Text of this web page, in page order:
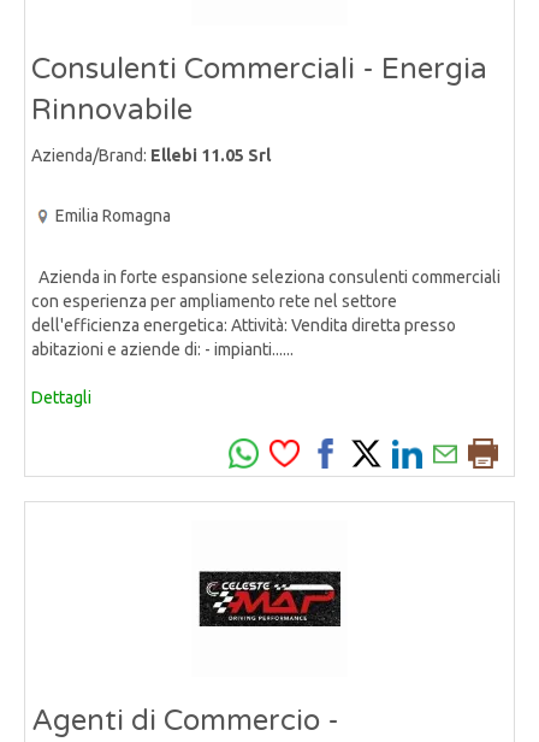
Consulenti Commerciali - Energia
Rinnovabile
Azienda/Brand: Ellebi 11.05 Srl
Emilia Romagna
Azienda in forte espansione seleziona consulenti commerciali
con esperienza per ampliamento rete nel settore
dell'efficienza energetica: Attività: Vendita diretta presso
abitazioni e aziende di: - impianti......
Dettagli
Agenti di Commercio -